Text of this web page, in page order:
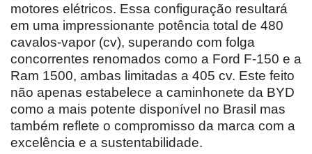
motores elétricos. Essa configuração resultará
em uma impressionante potência total de 480
cavalos-vapor (cv), superando com folga
concorrentes renomados como a Ford F-150 e a
Ram 1500, ambas limitadas a 405 cv. Este feito
não apenas estabelece a caminhonete da BYD
como a mais potente disponível no Brasil mas
também reflete o compromisso da marca com a
excelência e a sustentabilidade.